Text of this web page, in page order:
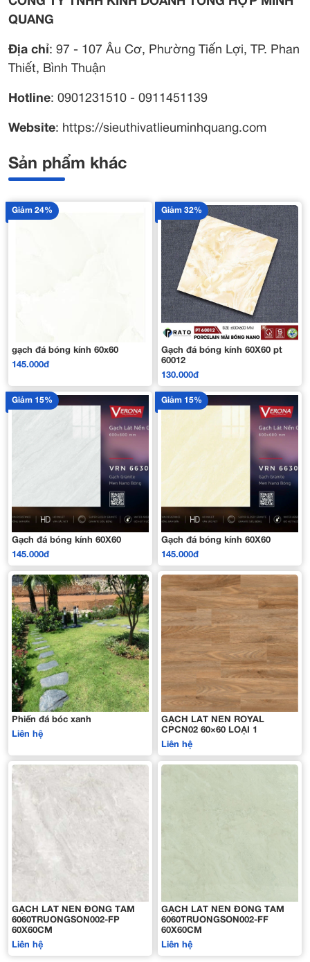
QUANG
Địa chỉ: 97 - 107 Âu Cơ, Phường Tiến Lợi, TP. Phan
Thiết, Bình Thuận
Hotline: 0901231510 - 0911451139
Website: https://sieuthivatlieuminhquang.com
Sản phẩm khác
Giảm 24%
gạch đá bóng kính 60x60
145.000đ
Giảm 32%
Gạch đá bóng kính 60X60 pt
60012
130.000đ
Giảm 15%
Gạch đá bóng kính 60X60
145.000đ
Giảm 15%
Gạch đá bóng kính 60X60
145.000đ
Phiến đá bóc xanh
Liên hệ
GẠCH LÁT NỀN ROYAL
CPCN02 60×60 LOẠI 1
Liên hệ
GẠCH LÁT NỀN ĐỒNG TÂM
6060TRUONGSON002-FP
60X60CM
Liên hệ
GẠCH LÁT NỀN ĐỒNG TÂM
6060TRUONGSON002-FF
60X60CM
Liên hệ